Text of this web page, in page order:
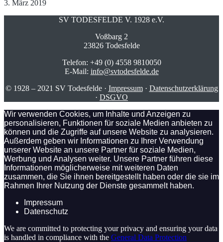
3. März 2019
SV TODESFELDE V. 1928 e.V.
Voßbarg 2
23826 Todesfelde
Telefon: +49 (0) 4558 9810050
E-Mail: info@svtodesfelde.de
© 1928 – 2021 SV Todesfelde · Impressum· Datenschutzerklärung
· DSGVO
Wir verwenden Cookies, um Inhalte und Anzeigen zu
personalisieren, Funktionen für soziale Medien anbieten zu
können und die Zugriffe auf unsere Website zu analysieren.
Außerdem geben wir Informationen zu Ihrer Verwendung
unserer Website an unsere Partner für soziale Medien,
Werbung und Analysen weiter. Unsere Partner führen diese
Informationen möglicherweise mit weiteren Daten
zusammen, die Sie ihnen bereitgestellt haben oder die sie im
Rahmen Ihrer Nutzung der Dienste gesammelt haben.
Impressum
Datenschutz
We are committed to protecting your privacy and ensuring your data
is handled in compliance with the General Data Protection